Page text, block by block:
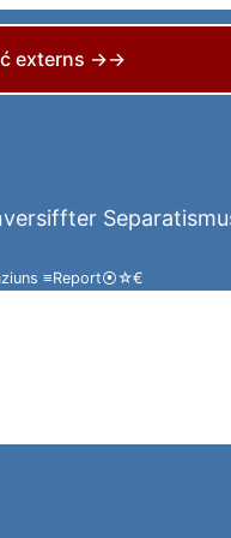
externs →→
≡Report⦿☆€